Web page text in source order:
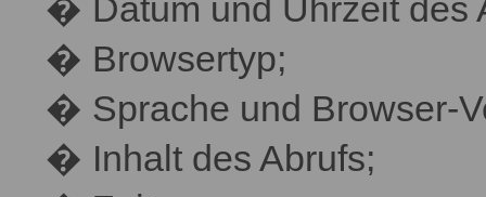
� Datum und Uhrzeit des
� Browsertyp;
� Sprache und Browser-
� Inhalt des Abrufs;